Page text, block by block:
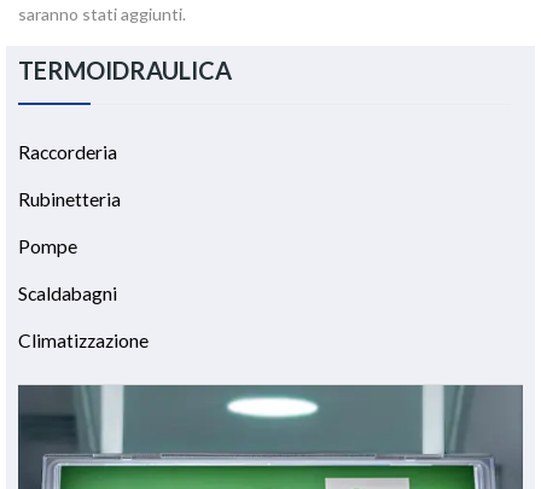
TERMOIDRAULICA
Raccorderia
Rubinetteria
Pompe
Scaldabagni
Climatizzazione
saranno stati aggiunti.